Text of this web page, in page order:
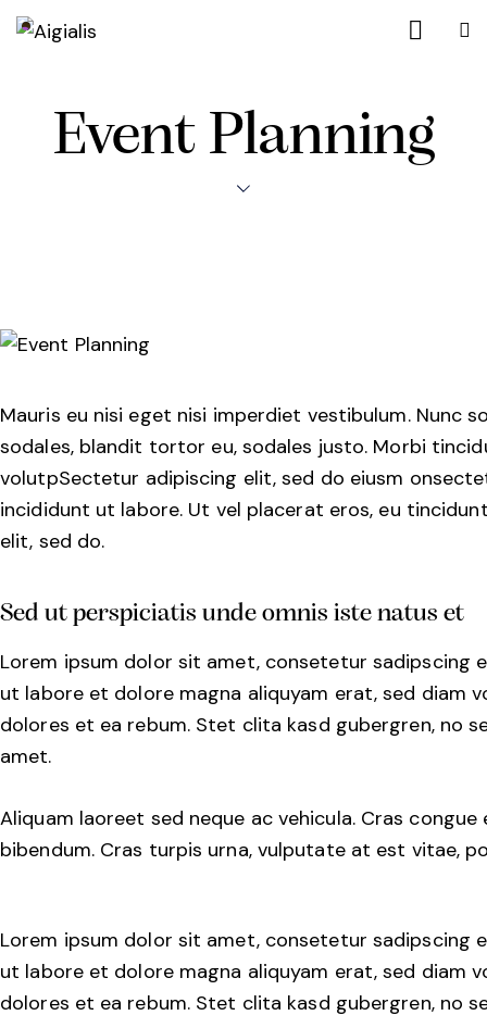
Event Planning
Mauris eu nisi eget nisi imperdiet vestibulum. Nunc
sodales, blandit tortor eu, sodales justo. Morbi
volutpSectetur adipiscing elit, sed do eiusm
incididunt ut labore. Ut vel placerat eros, eu
elit, sed do.
Sed ut perspiciatis unde omnis iste natus et
Lorem ipsum dolor sit amet, consetetur sadipscing
ut labore et dolore magna aliquyam erat, sed diam
dolores et ea rebum. Stet clita kasd gubergren, no
amet.
Aliquam laoreet sed neque ac vehicula. Cras
bibendum. Cras turpis urna, vulputate at est vitae,
Lorem ipsum dolor sit amet, consetetur sadipscing
ut labore et dolore magna aliquyam erat, sed diam
dolores et ea rebum. Stet clita kasd gubergren, no